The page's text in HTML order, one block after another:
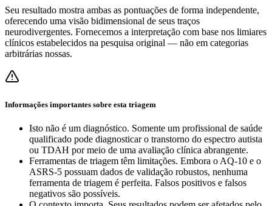
Seu resultado mostra ambas as pontuações de forma independente,
oferecendo uma visão bidimensional de seus traços
neurodivergentes. Fornecemos a interpretação com base nos limiares
clínicos estabelecidos na pesquisa original — não em categorias
arbitrárias nossas.
Informações importantes sobre esta triagem
Isto não é um diagnóstico. Somente um profissional de saúde
qualificado pode diagnosticar o transtorno do espectro autista
ou TDAH por meio de uma avaliação clínica abrangente.
Ferramentas de triagem têm limitações. Embora o AQ-10 e o
ASRS-5 possuam dados de validação robustos, nenhuma
ferramenta de triagem é perfeita. Falsos positivos e falsos
negativos são possíveis.